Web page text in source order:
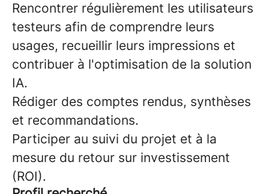
Rencontrer régulièrement les utilisateurs
testeurs afin de comprendre leurs
usages, recueillir leurs impressions et
contribuer à l'optimisation de la solution
IA.
Rédiger des comptes rendus, synthèses
et recommandations.
Participer au suivi du projet et à la
mesure du retour sur investissement
(ROI).